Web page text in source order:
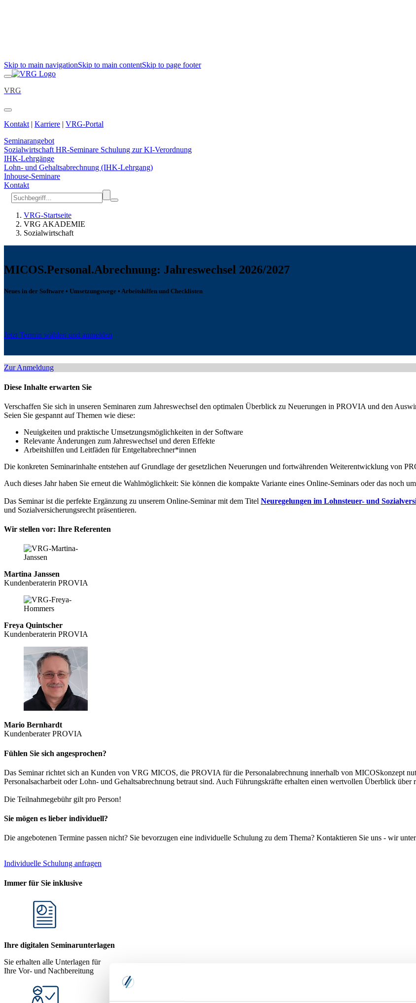
Skip to main navigationSkip to main contentSkip to page footer
VRG
Kontakt | Karriere | VRG-Portal
Seminarangebot
Sozialwirtschaft HR-Seminare Schulung zur KI-Verordnung
IHK-Lehrgänge
Lohn- und Gehaltsabrechnung (IHK-Lehrgang)
Inhouse-Seminare
Kontakt
VRG-Startseite
VRG AKADEMIE
Sozialwirtschaft
MICOS.Personal.Abrechnung: Jahreswechsel 2026/2027
Neues in der Software • Umsetzungswege • Arbeitshilfen und Checklisten
Jetzt Termin wählen und anmelden
Zur Anmeldung
Diese Inhalte erwarten Sie
Verschaffen Sie sich in unseren Seminaren zum Jahreswechsel den optimalen Überblick zu Neuerungen in PROVIA und den
Seien Sie gespannt auf Themen wie diese:
Neuigkeiten und praktische Umsetzungsmöglichkeiten in der Software
Relevante Änderungen zum Jahreswechsel und deren Effekte
Arbeitshilfen und Leitfäden für Entgeltabrechner*innen
Die konkreten Seminarinhalte entstehen auf Grundlage der gesetzlichen Neuerungen und fortwährenden Weiterentwicklung von
Auch dieses Jahr haben Sie erneut die Wahlmöglichkeit: Sie können die kompakte Variante eines Online-Seminars oder das noch
Das Seminar ist die perfekte Ergänzung zu unserem Online-Seminar mit dem Titel Neuregelungen im Lohnsteuer- und
und Sozialversicherungsrecht präsentieren.
Wir stellen vor: Ihre Referenten
Martina Janssen
Kundenberaterin PROVIA
Freya Quintscher
Kundenberaterin PROVIA
Mario Bernhardt
Kundenberater PROVIA
Fühlen Sie sich angesprochen?
Das Seminar richtet sich an Kunden von VRG MICOS, die PROVIA für die Personalabrechnung innerhalb von MICOSkonzept
Personalsacharbeit oder Lohn- und Gehaltsabrechnung betraut sind. Auch Führungskräfte erhalten einen wertvollen Überblick über
Die Teilnahmegebühr gilt pro Person!
Sie mögen es lieber individuell?
Die angebotenen Termine passen nicht? Sie bevorzugen eine individuelle Schulung zu dem Thema? Kontaktieren Sie uns - wir
Individuelle Schulung anfragen
Immer für Sie inklusive
Ihre digitalen Seminarunterlagen
Sie erhalten alle Unterlagen für
Ihre Vor- und Nachbereitung